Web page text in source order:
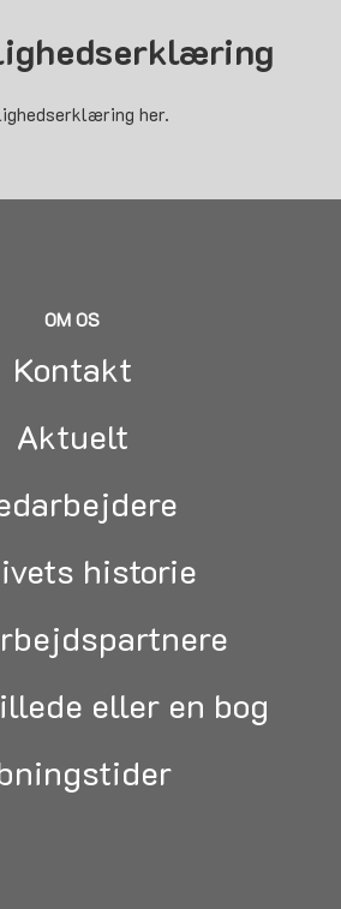
her.
OM OS
Kontakt
Aktuelt
historie
eller en bog